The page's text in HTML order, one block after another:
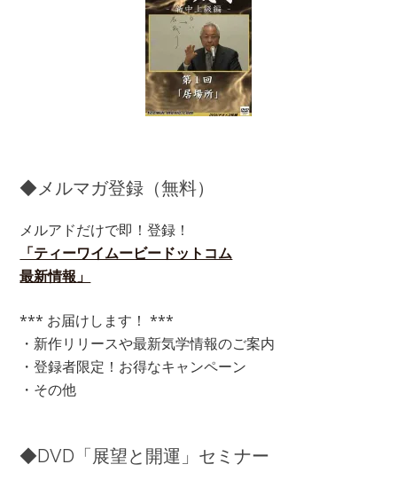
◆メルマガ登録（無料）
メルアドだけで即！登録！
「ティーワイムービードットコム
最新情報」
*** お届けします！ ***
・新作リリースや最新気学情報のご案内
・登録者限定！お得なキャンペーン
・その他
◆DVD「展望と開運」セミナー